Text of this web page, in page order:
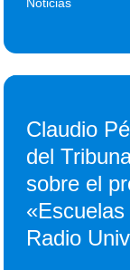
Claudio
del
sobre el
Radio